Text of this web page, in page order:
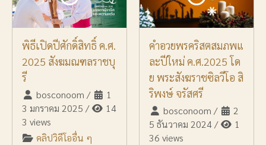
พิธีเปิดปีศักดิ์สิทธิ์ ค.ศ.
2025 สังฆมณฑลราชบุ
รี
bosconoom /
1
3 มกราคม 2025 /
14
3 views
คลิปวิดีโออื่น ๆ
คำอวยพรคริสตสมภพแ
ละปีใหม่ ค.ศ.2025 โด
ย พระสังฆราชซิลวีโอ สิ
ริพงษ์ จรัสศรี
bosconoom /
2
5 ธันวาคม 2024/
1
36 views